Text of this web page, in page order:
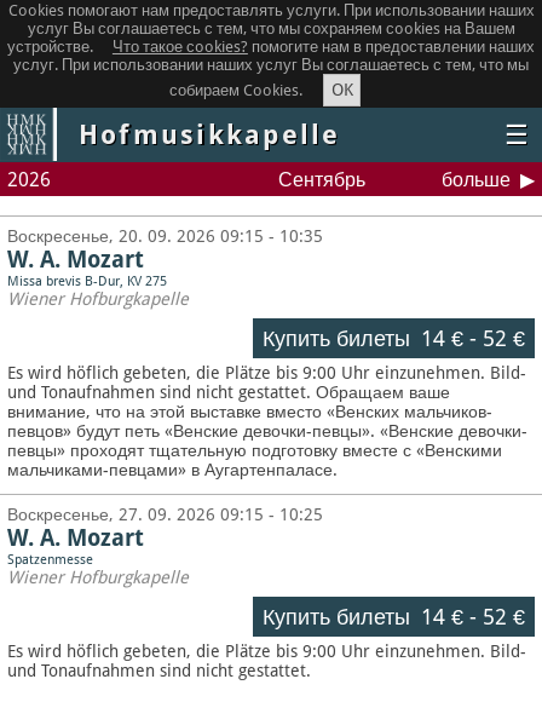
Cookies помогают нам предоставлять услуги. При использовании наших
услуг Вы соглашаетесь с тем, что мы сохраняем сookies на Вашем
устройстве.
Что такое сookies? помогите нам в предоставлении наших
услуг. При использовании наших услуг Вы соглашаетесь с тем, что мы
собираем Cookies.
OK
Hofmusikkapelle ☰
2026 Сентябрь больше
Воскресенье, 20. 09. 2026 09:15 - 10:35
W. A. Mozart
Missa brevis B-Dur, KV 275
Wiener Hofburgkapelle
Купить билеты 14 €- 52 €
Es wird höflich gebeten, die Plätze bis 9:00 Uhr einzunehmen. Bild-
und Tonaufnahmen sind nicht gestattet.Обращаем ваше
внимание, что на этой выставке вместо «Венских мальчиков-
певцов» будут петь «Венские девочки-певцы». «Венские девочки-
певцы» проходят тщательную подготовку вместе с «Венскими
мальчиками-певцами» в Аугартенпаласе.
Воскресенье, 27. 09. 2026 09:15 - 10:25
W. A. Mozart
Spatzenmesse
Wiener Hofburgkapelle
Купить билеты 14 €- 52 €
Es wird höflich gebeten, die Plätze bis 9:00 Uhr einzunehmen. Bild-
und Tonaufnahmen sind nicht gestattet.